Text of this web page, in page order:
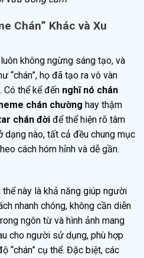
Chán” Khác và Xu
không ngừng sáng tạo, và
“chán”, họ đã tạo ra vô vàn
Có thể kể đến nghĩ nó chán
chán chường hay thậm
chán đời để thể hiện rõ tâm
dạng nào, tất cả đều chung mục
cách hóm hỉnh và dễ gần.
này là khả năng giúp người
nhanh chóng, không cần diễn
ngôn từ và hình ảnh mang
cho người sử dụng, phù hợp
“chán” cụ thể. Đặc biệt, các